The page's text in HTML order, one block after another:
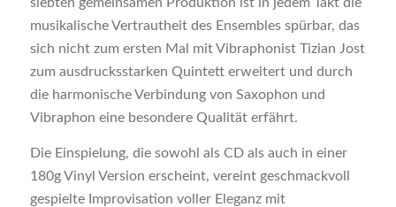
musikalische Vertrautheit des Ensembles spürbar, das
sich nicht zum ersten Mal mit Vibraphonist Tizian Jost
zum ausdrucksstarken Quintett erweitert und durch
die harmonische Verbindung von Saxophon und
Vibraphon eine besondere Qualität erfährt.
Die Einspielung, die sowohl als CD als auch in einer
180g Vinyl Version erscheint, vereint geschmackvoll
gespielte Improvisation voller Eleganz mit